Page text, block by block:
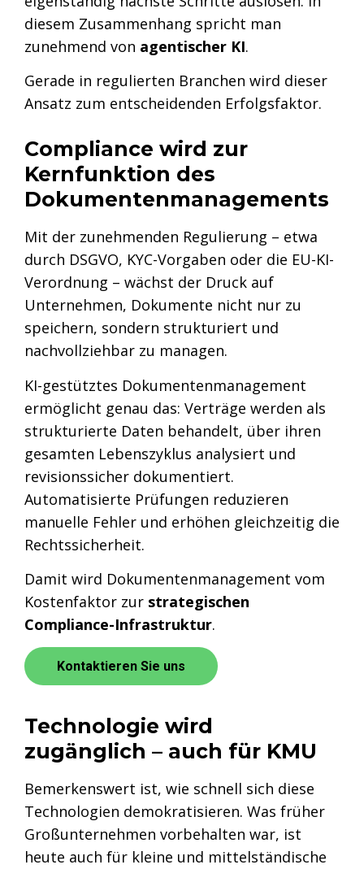
diesem Zusammenhang spricht man
zunehmend von agentischer KI.
Gerade in regulierten Branchen wird dieser
Ansatz zum entscheidenden Erfolgsfaktor.
Compliance wird zur
Kernfunktion des
Dokumentenmanagements
Mit der zunehmenden Regulierung – etwa
durch DSGVO, KYC-Vorgaben oder die EU-KI-
Verordnung – wächst der Druck auf
Unternehmen, Dokumente nicht nur zu
speichern, sondern strukturiert und
nachvollziehbar zu managen.
KI-gestütztes Dokumentenmanagement
ermöglicht genau das: Verträge werden als
strukturierte Daten behandelt, über ihren
gesamten Lebenszyklus analysiert und
revisionssicher dokumentiert.
Automatisierte Prüfungen reduzieren
manuelle Fehler und erhöhen gleichzeitig die
Rechtssicherheit.
Damit wird Dokumentenmanagement vom
Kostenfaktor zur strategischen
Compliance-Infrastruktur.
Kontaktieren Sie uns
Technologie wird
zugänglich – auch für KMU
Bemerkenswert ist, wie schnell sich diese
Technologien demokratisieren. Was früher
Großunternehmen vorbehalten war, ist
heute auch für kleine und mittelständische